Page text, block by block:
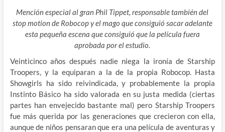
Mención especial al gran Phil Tippet, responsable también del
stop motion de Robocop y el mago que consiguió sacar adelante
esta pequeña escena que consiguió que la película fuera
aprobada por el estudio.
Veinticinco años después nadie niega la ironía de Starship
Troopers, y la equiparan a la de la propia Robocop. Hasta
Showgirls ha sido reivindicada, y probablemente la propia
Instinto Básico ha sido valorada en su justa medida (ciertas
partes han envejecido bastante mal) pero Starship Troopers
fue más querida por las generaciones que crecieron con ella,
aunque de niños pensaran que era una película de aventuras y